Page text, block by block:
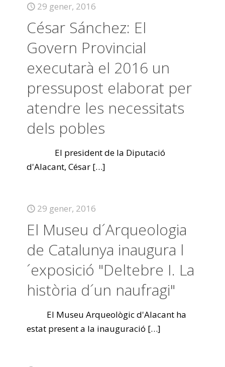
29 gener, 2016
César Sánchez: El
Govern Provincial
executarà el 2016 un
pressupost elaborat per
atendre les necessitats
dels pobles
El president de la Diputació
d'Alacant, César […]
29 gener, 2016
El Museu d´Arqueologia
de Catalunya inaugura l
´exposició "Deltebre I. La
història d´un naufragi"
El Museu Arqueològic d'Alacant ha
estat present a la inauguració […]